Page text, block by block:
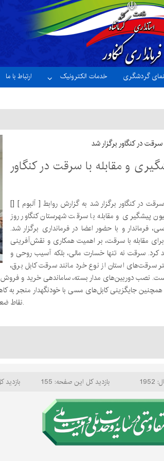
گردشگری خدمات الکترونیک
ارتباط با ما
در کنگاور برگزار شد
و مقابله با سرقت در کنگاور
[] [ آلبوم ] دومین جلسه کمیسیون پیشگیری و مقابله با سرقت در کنگاور برگزار شد به گزارش روابط
پیشگیری و مقابله با سرقت شهرستان کنگاور روز
مهندس کروسی، فرماندار و با حضور اعضا در فرمانداری برگزار شد.
مقابله با سرقت، بر اهمیت همکاری و نقش‌آفرینی
کرد. سرقت نه تنها خسارت مالی، بلکه آسیب روحی و
سرقت‌های استان از نوع خرد مانند سرقت کابل برق،
نصب دوربین‌های مدار بسته، ساماندهی خرید و فروش
جایگزینی کابل‌های مسی با خودنگهدار منجر
نقاط ضعف و همکاری مردم برای افزایش امنیت مورد تأکید قرار گرفت.
بازدید کل این صفحه: 155 بازدید